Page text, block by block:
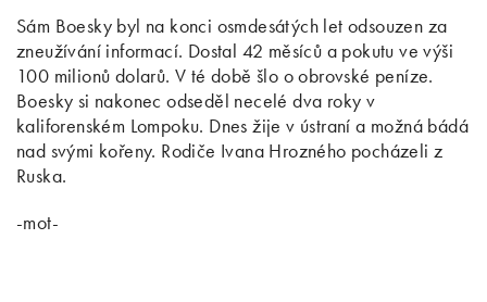
Sám Boesky byl na konci osmdesátých let odsouzen za
zneužívání informací. Dostal 42 měsíců a pokutu ve výši
100 milionů dolarů. V té době šlo o obrovské peníze.
Boesky si nakonec odseděl necelé dva roky v
kaliforenském Lompoku. Dnes žije v ústraní a možná bádá
nad svými kořeny. Rodiče Ivana Hrozného pocházeli z
Ruska.
-mot-